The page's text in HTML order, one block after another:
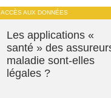
ACCÈS AUX DONNÉES
Les applications «
santé » des
maladie sont-elles
légales ?